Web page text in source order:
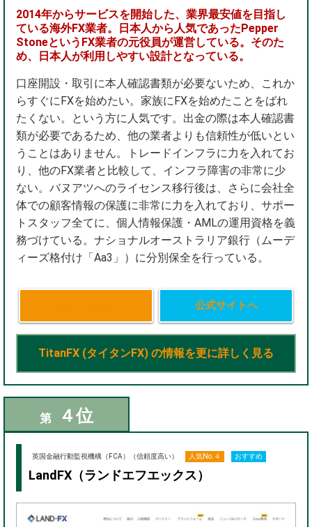
2014年からサービスを開始した、業界最安値を目指し
ている海外FX業者。日本人から人気であったPepper
StoneというFX業者の元役員が運営している。そのた
め、日本人が利用しやすい設計となっている。
口座開設・取引に本人確認書類が必要ないため、これか
らすぐにFXを始めたい。家族にFXを始めたことをばれ
たくない。という方に人気です。出金の際は本人確認書
類が必要であるため、他の業者よりも信頼性が低いとい
うことはありません。トレードインフラに力を入れてお
り、他のFX業者と比較して、インフラ障害の非常に少
ない。バヌアツへのライセンス移行後は、さらに会社全
体での顧客情報の保護に非常に力を入れており、サポー
トスタッフ全てに、個人情報保護・AMLの運用資格を義
務づけている。ナショナルオーストラリア銀行（ムーデ
ィーズ格付け「Aa3」）に分別保全を行っている。
公式サイトへ
TitanFX (タイタンFX) の情報を更に詳しく見る
第 ４位
英国金融行動監視機構（FCA）（信頼度高い） 人気No.４ おすすめ
LandFX（ランドエフエックス）